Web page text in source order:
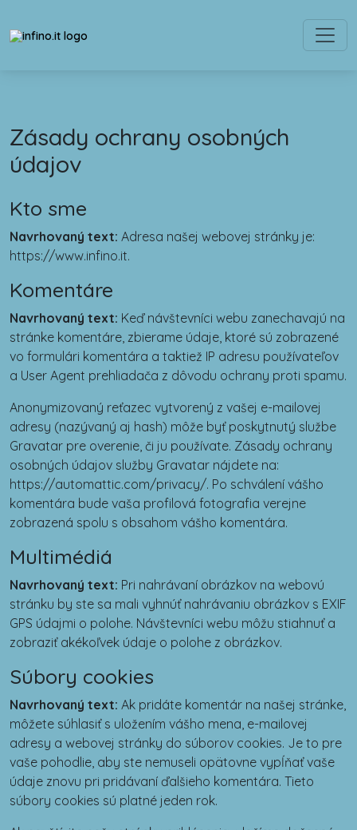
Zásady ochrany osobných
údajov
Kto sme
Navrhovaný text: Adresa našej webovej stránky je:
https://www.infino.it.
Komentáre
Navrhovaný text: Keď návštevníci webu zanechavajú na
stránke komentáre, zbierame údaje, ktoré sú zobrazené
vo formulári komentára a taktiež IP adresu používateľov
a User Agent prehliadača z dôvodu ochrany proti spamu.
Anonymizovaný reťazec vytvorený z vašej e-mailovej
adresy (nazývaný aj hash) môže byť poskytnutý službe
Gravatar pre overenie, či ju používate. Zásady ochrany
osobných údajov služby Gravatar nájdete na:
https://automattic.com/privacy/. Po schválení vášho
komentára bude vaša profilová fotografia verejne
zobrazená spolu s obsahom vášho komentára.
Multimédiá
Navrhovaný text: Pri nahrávaní obrázkov na webovú
stránku by ste sa mali vyhnúť nahrávaniu obrázkov s EXIF
GPS údajmi o polohe. Návštevníci webu môžu stiahnuť a
zobraziť akékoľvek údaje o polohe z obrázkov.
Súbory cookies
Navrhovaný text: Ak pridáte komentár na našej stránke,
môžete súhlasiť s uložením vášho mena, e-mailovej
adresy a webovej stránky do súborov cookies. Je to pre
vaše pohodlie, aby ste nemuseli opätovne vypĺňať vaše
údaje znovu pri pridávaní ďalšieho komentára. Tieto
súbory cookies sú platné jeden rok.